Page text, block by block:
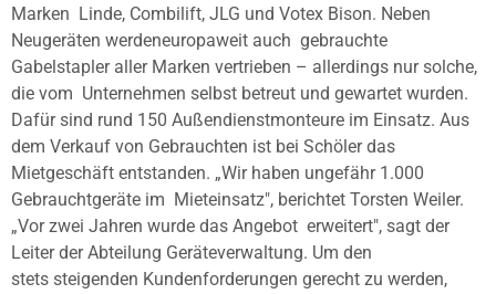
Marken Linde, Combilift, JLG und Votex Bison. Neben
Neugeräten werdeneuropaweit auch gebrauchte
Gabelstapler aller Marken vertrieben – allerdings nur solche,
die vom Unternehmen selbst betreut und gewartet wurden.
Dafür sind rund 150 Außendienstmonteure im Einsatz. Aus
dem Verkauf von Gebrauchten ist bei Schöler das
Mietgeschäft entstanden. „Wir haben ungefähr 1.000
Gebrauchtgeräte im Mieteinsatz", berichtet Torsten Weiler.
„Vor zwei Jahren wurde das Angebot erweitert", sagt der
Leiter der Abteilung Geräteverwaltung. Um den
stets steigenden Kundenforderungen gerecht zu werden,